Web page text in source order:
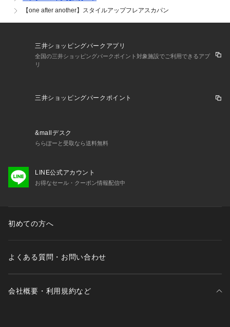
生地の厚さ：普通
生地の重さ：普通
＝＝＝＝＝＝＝＝＝＝＝＝＝＝＝＝＝＝＝＝＝＝＝＝＝
《気になるアイテムはお気に入り登録がおすすめ》
・完売商品の再入荷情報を受け取ることが出来ます。
スマートフォンの場合・・・商品画像右上に表示されている
「?」をタップしてください。
・新商品やお得な情報をいち早くcheckする事が出来ます。
・スタッフコーディネートや店舗ごとのブログをお楽しみ頂け
す。
※サンプルで撮影している為、実際の商品と若干仕様が異なる
《返品・交換について》
【one after another】スタイルアップフレアスカパン
三井ショッピングパークアプリ
全国の三井ショッピングパークポイント対象施設でご利用できるアプ
リ
三井ショッピングパークポイント
&mallデスク
ららぽーと受取なら送料無料
LINE公式アカウント
お得なセール・クーポン情報配信中
初めての方へ
よくある質問・お問い合わせ
会社概要・利用規約など